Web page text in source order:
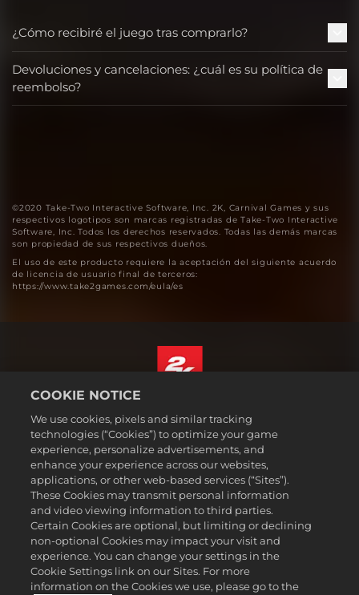
¿Cómo recibiré el juego tras comprarlo?
Devoluciones y cancelaciones: ¿cuál es su política de
reembolso?
©2020 Take-Two Interactive Software, Inc. 2K, Carnival Games y sus
respectivos logotipos son marcas registradas de Take-Two Interactive
Software, Inc. Todos los derechos reservados. Todas las demás marcas
son propiedad de sus respectivos dueños.
El uso de este producto requiere la aceptación del siguiente acuerdo
de licencia de usuario final de terceros:
https://www.take2games.com/eula/es
Aviso legal
Política de privacidad
Política de cookies
Atención al cliente
No vender ni compartir mi información personal
Order Lookup & Refunds
2K Ad Partners
©2016-2026 Take-Two Interactive Software Inc. 2K, Firaxis Games,
Español (México)
COOKIE NOTICE
We use cookies, pixels and similar tracking
technologies (“Cookies”) to optimize your game
experience, personalize advertisements, and
enhance your experience across our websites,
applications, or other web-based services (“Sites”).
These Cookies may transmit personal information
and video viewing information to third parties.
Certain Cookies are optional, but limiting or declining
non-optional Cookies may impact your visit and
experience. You can change your settings in the
Cookie Settings link on our Sites. For more
information on the Cookies we use, please go to the